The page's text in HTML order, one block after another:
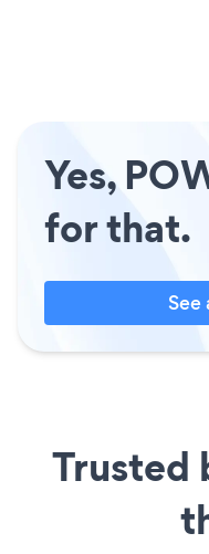
Yes,
for that.
See
Trusted